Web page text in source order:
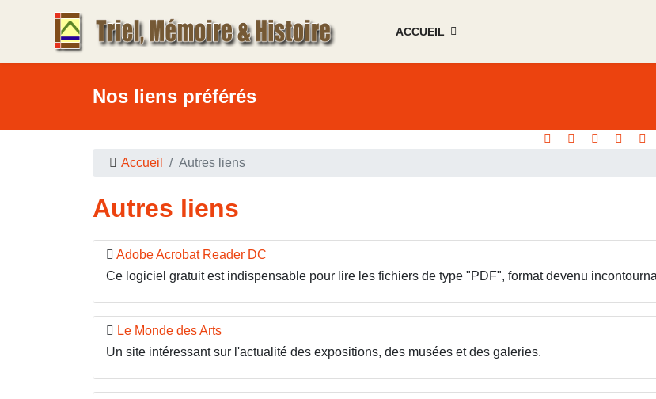
ACCUEIL
Nos liens préférés
Accueil Autres liens
Autres liens
Adobe Acrobat Reader DC
Ce logiciel gratuit est indispensable pour lire les fichiers de type "PDF", format devenu
Le Monde des Arts
Un site intéressant sur l'actualité des expositions, des musées et des galeries.